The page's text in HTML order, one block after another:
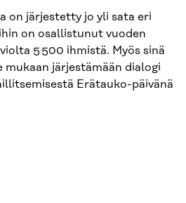
on järjestetty jo yli sata eri
on osallistunut vuoden
5 500 ihmistä. Myös sinä
mukaan järjestämään dialogi
Erätauko-päivänä